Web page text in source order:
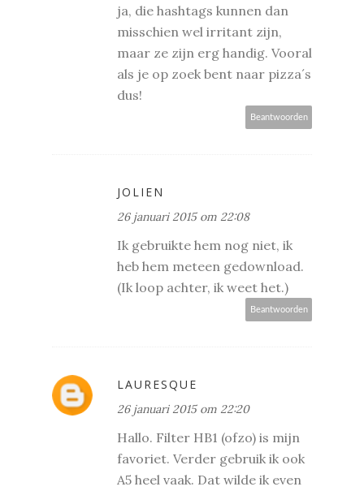
ja, die hashtags kunnen dan
misschien wel irritant zijn,
maar ze zijn erg handig. Vooral
als je op zoek bent naar pizza´s
dus!
Beantwoorden
JOLIEN
26 januari 2015 om 22:08
Ik gebruikte hem nog niet, ik
heb hem meteen gedownload.
(Ik loop achter, ik weet het.)
Beantwoorden
LAURESQUE
26 januari 2015 om 22:20
Hallo. Filter HB1 (ofzo) is mijn
favoriet. Verder gebruik ik ook
A5 heel vaak. Dat wilde ik even